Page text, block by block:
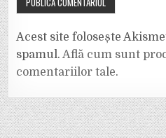
Acest site folosește
spamul.Află cum sunt
comentariilor tale.